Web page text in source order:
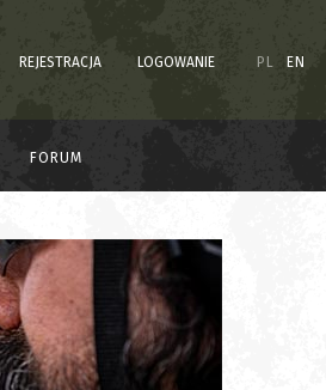
REJESTRACJA LOGOWANIE PL EN
FORUM